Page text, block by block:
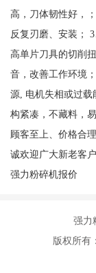
高，刀体韧性好，
反复刃磨、安装；
高单片刀具的切削
音，改善工作环境
源, 电机失相或过载
构紧凑，不藏料，
顾客至上、价格合
诚欢迎广大新老客
强力粉碎机报价
强力
版权所有